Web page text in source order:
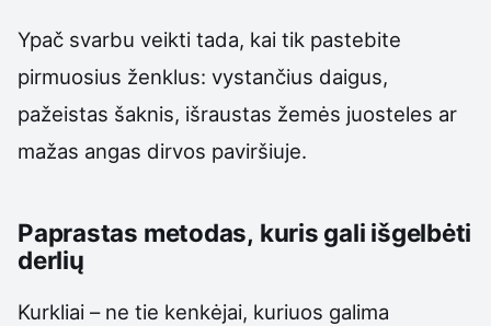
Ypač svarbu veikti tada, kai tik pastebite
pirmuosius ženklus: vystančius daigus,
pažeistas šaknis, išraustas žemės juosteles ar
mažas angas dirvos paviršiuje.
Paprastas metodas, kuris gali išgelbėti
derlių
Kurkliai – ne tie kenkėjai, kuriuos galima